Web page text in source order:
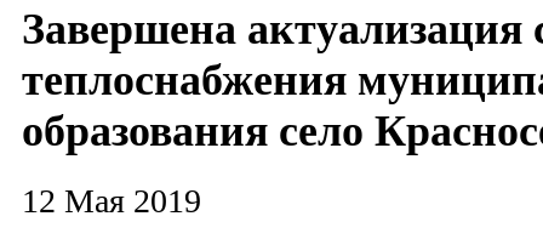
Завершена актуализация
теплоснабжения
образования село
12 Мая 2019